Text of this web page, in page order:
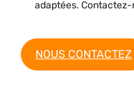
adaptées. Contactez-
NOUS CONTACTEZ